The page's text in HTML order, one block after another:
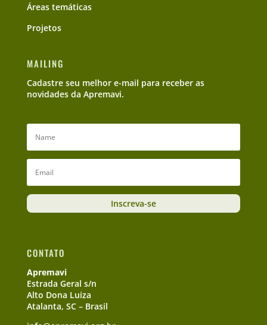
Áreas temáticas
Projetos
MAILING
Cadastre seu melhor e-mail para receber as
novidades da Apremavi.
Inscreva-se
CONTATO
Apremavi
Estrada Geral s/n
Alto Dona Luiza
Atalanta, SC – Brasil